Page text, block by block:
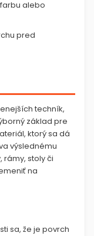
alebo
pred
techník,
základ pre
ktorý sa dá
výslednému
rámy, stoly či
na
sa, že je povrch